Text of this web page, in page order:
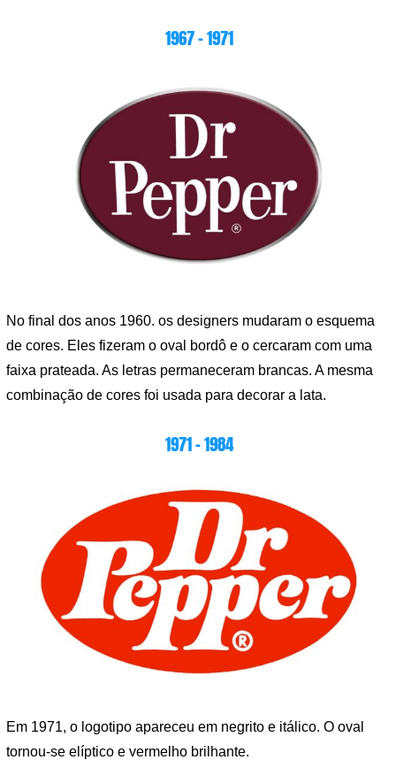
1967 – 1971
No final dos anos 1960. os designers mudaram o esquema
de cores. Eles fizeram o oval bordô e o cercaram com uma
faixa prateada. As letras permaneceram brancas. A mesma
combinação de cores foi usada para decorar a lata.
1971 – 1984
Em 1971, o logotipo apareceu em negrito e itálico. O oval
tornou-se elíptico e vermelho brilhante.